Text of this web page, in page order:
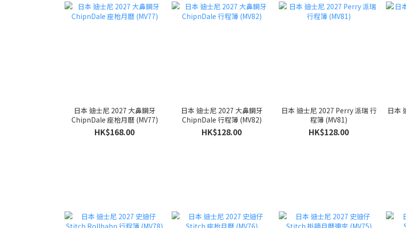
日本 迪士尼 2027 大鼻鋼牙
ChipnDale 座枱月曆 (MV77)
HK$168.00
日本 迪士尼 2027 大鼻鋼牙
ChipnDale 行程簿 (MV82)
HK$128.00
日本 迪士尼 2027 Perry 派瑞 行
程簿 (MV81)
HK$128.00
日本